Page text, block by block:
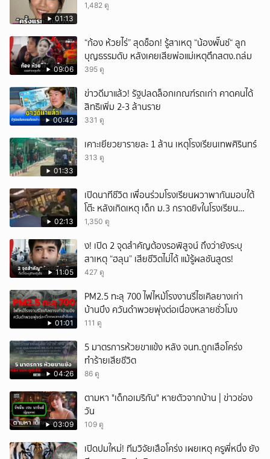
01:13
1,482 ดู
09:06
“ก้อง ห้วยไร่” สุดช็อก! รู้สาเหตุ “น้องพั๊นซ์“ ลูก
บุญธรรมดับ หลังเคยเสียพ่อแม่เหตุตึกสตง.ถล่ม
395 ดู
00:42
ข่าวดีมาแล้ว! รัฐปลดล็อกเกณฑ์รถเก่า คาดคนได้
สิทธิเพิ่ม 2-3 ล้านราย
331 ดู
01:33
เคาะเยียวยารายละ 1 ล้าน เหตุโรงเรียนเทพศิรินทร์
313 ดู
02:13
เปิดนาทีชีวิต เพื่อนร่วมโรงเรียนผวาพากันมอบใต้
โต๊ะ หลังเกิดเหตุ เด็ก ม.3 กราดยิvในโรงเรียน
เทพศิรินทร์นนท์ แบบไม่เลือกหน้า เสียงปืนดังสนั่น
1,350 ดู
11:05
ึ้ง! เปิด 2 จุดสำคัญต้องรอพิสูจน์ ถึงว่ายังระบุ
สาเหตุ “ฮลุน” เสียชีวิตไม่ได้ แม้รู้ผลชันสูตร!
427 ดู
01:01
PM2.5 ทะลุ 700 ไฟไหม้โรงงานรีไซเคิลยางเก่า
บ้านบึง ควันดำพวยพุ่งต่อเนื่องหลายชั่วโมง
111 ดู
04:26
5 มาตรการห้วยขาแข้ง หลัง จนท.ถูกเสือโคร่ง
ทำร้ายเสียชีวิต
86 ดู
03:09
ตามหา "เด็กอเมริกัน" หายตัวจากบ้าน | ข่าวช่อง
วัน
109 ดู
เปิดปมใหม่! ทีมวิจัยเสือโคร่ง เผยเหตุ ครูพี่หนึ่ง ยัง